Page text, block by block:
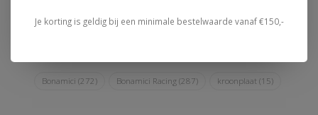
Bonamici (272) Bonamici Racing (287) kroonplaat (15)
Je korting is geldig bij een minimale bestelwaarde vanaf €150,-